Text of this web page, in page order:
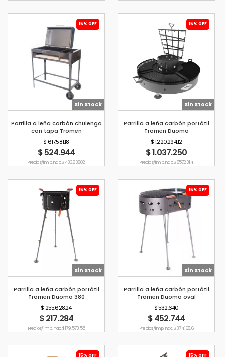
15% OFF
Sin Stock
Parrilla a leña carbón chulengo
con tapa Tromen
$ 617.581,18
$ 524.944
Precio s/imp. nac. $ 433.838,02
15% OFF
Sin Stock
Parrilla a leña carbón portátil
Tromen Duomo
$ 1.220.294,12
$ 1.037.250
Precio s/imp. nac. $ 857.231,4
15% OFF
Sin Stock
Parrilla a leña carbón portátil
Tromen Duomo 380
$ 255.628,24
$ 217.284
Precio s/imp. nac. $ 179.573,55
15% OFF
Sin Stock
Parrilla a leña carbón portátil
Tromen Duomo oval
$ 532.640
$ 452.744
Precio s/imp. nac. $ 374.168,6
15% OFF 15% OFF